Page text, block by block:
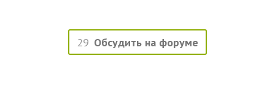
29 Обсудить на форуме